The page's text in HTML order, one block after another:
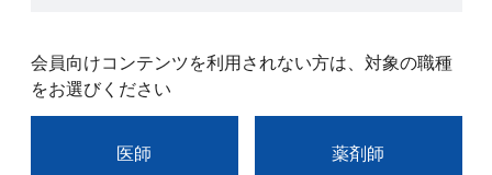
会員向けコンテンツを利用されない方は、対象の職種
をお選びください
医師 薬剤師